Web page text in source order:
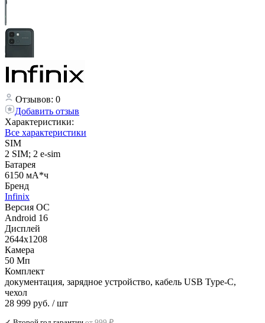
Отзывов: 0
Добавить отзыв
Характеристики:
Все характеристики
SIM
2 SIM; 2 e-sim
Батарея
6150 мА*ч
Бренд
Infinix
Версия ОС
Android 16
Дисплей
2644x1208
Камера
50 Мп
Комплект
документация, зарядное устройство, кабель USB Type-C,
чехол
28 999 руб. / шт